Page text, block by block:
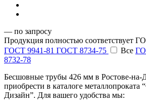
— по запросу
Продукция полностью соответствует
ГОСТ 9941-81 ГОСТ 8734-75 Все
8732-78
Бесшовные трубы 426 мм в Ростове-
приобрести в каталоге
Дизайн”. Для вашего удобства мы: